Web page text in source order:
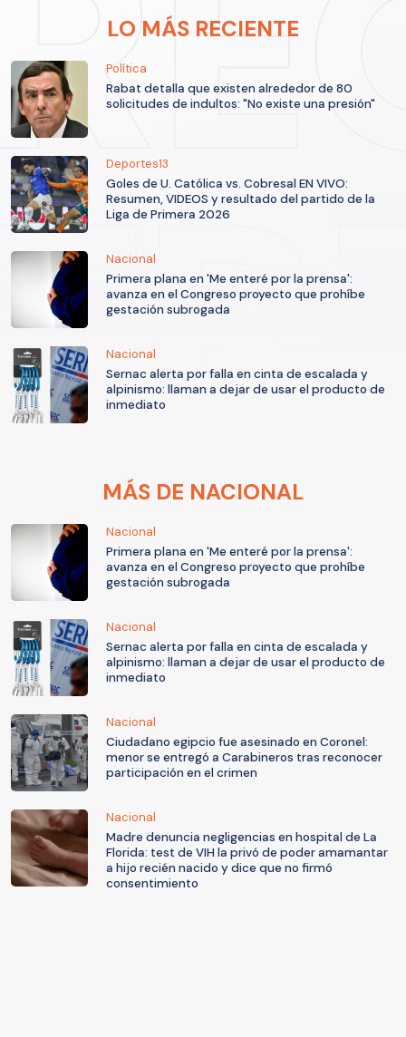
LO MÁS RECIENTE
Política
Rabat detalla que existen alrededor de 80
solicitudes de indultos: "No existe una presión"
Deportes13
Goles de U. Católica vs. Cobresal EN VIVO:
Resumen, VIDEOS y resultado del partido de la
Liga de Primera 2026
Nacional
Primera plana en 'Me enteré por la prensa':
avanza en el Congreso proyecto que prohíbe
gestación subrogada
Nacional
Sernac alerta por falla en cinta de escalada y
alpinismo: llaman a dejar de usar el producto de
inmediato
MÁS DE NACIONAL
Nacional
Primera plana en 'Me enteré por la prensa':
avanza en el Congreso proyecto que prohíbe
gestación subrogada
Nacional
Sernac alerta por falla en cinta de escalada y
alpinismo: llaman a dejar de usar el producto de
inmediato
Nacional
Ciudadano egipcio fue asesinado en Coronel:
menor se entregó a Carabineros tras reconocer
participación en el crimen
Nacional
Madre denuncia negligencias en hospital de La
Florida: test de VIH la privó de poder amamantar
a hijo recién nacido y dice que no firmó
consentimiento